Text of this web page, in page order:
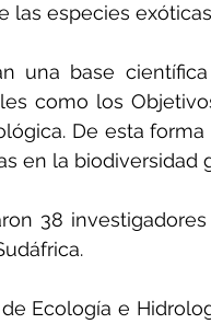
las especies
una base
como los
De esta
en la biodiversidad
38
Ecología e